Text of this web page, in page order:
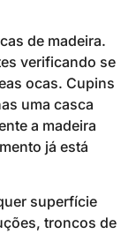
de madeira.
verificando se
ocas. Cupins
uma casca
a madeira
já está
superfície
troncos de